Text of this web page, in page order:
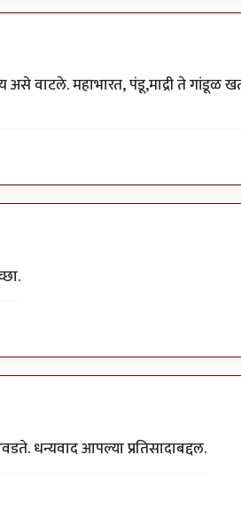
वाटले. महाभारत, पंडू,माद्री ते गांडूळ
धन्यवाद आपल्या प्रतिसादाबद्दल.